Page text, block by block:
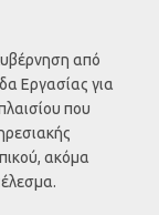
από
Εργασίας για
που
ακόμα